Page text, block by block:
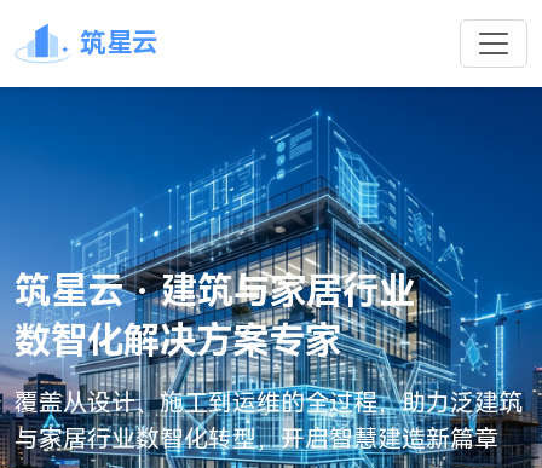
筑星云
筑星云 · 建筑与家居行业
数智化解决方案专家
覆盖从设计、施工到运维的全过程，助力泛建筑
与家居行业数智化转型，开启智慧建造新篇章